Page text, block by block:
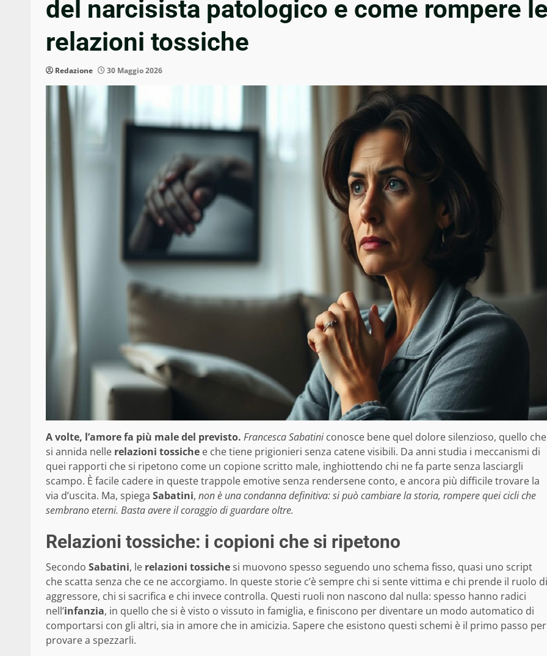
del narcisista patologico e come rompere
relazioni tossiche
Redazione 30 Maggio 2026
A volte, l’amore fa più male del previsto. Francesca Sabatini conosce bene quel dolore silenzioso, quello che
si annida nelle relazioni tossiche e che tiene prigionieri senza catene visibili. Da anni studia i meccanismi di
quei rapporti che si ripetono come un copione scritto male, inghiottendo chi ne fa parte senza lasciargli
scampo. È facile cadere in queste trappole emotive senza rendersene conto, e ancora più difficile trovare la
via d’uscita. Ma, spiega Sabatini, non è una condanna definitiva: si può cambiare la storia, rompere quei cicli che
sembrano eterni. Basta avere il coraggio di guardare oltre.
Relazioni tossiche: i copioni che si ripetono
Secondo Sabatini, le relazioni tossichesi muovono spesso seguendo uno schema fisso, quasi uno script
che scatta senza che ce ne accorgiamo. In queste storie c’è sempre chi si sente vittima e chi prende il ruolo di
aggressore, chi si sacrifica e chi invece controlla. Questi ruoli non nascono dal nulla: spesso hanno radici
nell’infanzia, in quello che si è visto o vissuto in famiglia, e finiscono per diventare un modo automatico di
comportarsi con gli altri, sia in amore che in amicizia. Sapere che esistono questi schemi è il primo passo per
provare a spezzarli.